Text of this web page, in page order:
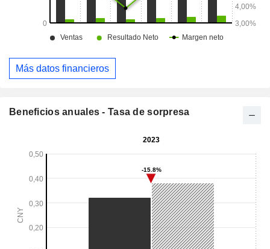
Más datos financieros
Beneficios anuales - Tasa de sorpresa